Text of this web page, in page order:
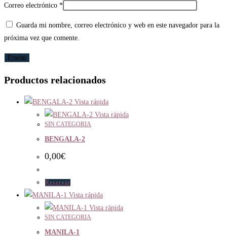
Correo electrónico *
Guarda mi nombre, correo electrónico y web en este navegador para la
próxima vez que comente.
Productos relacionados
Vista rápida
Vista rápida
SIN CATEGORIA
BENGALA-2
0,00€
Reservar
Vista rápida
Vista rápida
SIN CATEGORIA
MANILA-1